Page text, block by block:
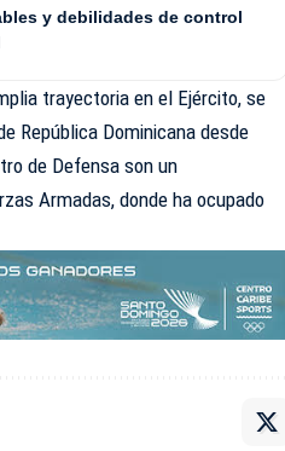
y debilidades de control
trayectoria en el Ejército, se
República Dominicana desde
de Defensa son un
Armadas, donde ha ocupado